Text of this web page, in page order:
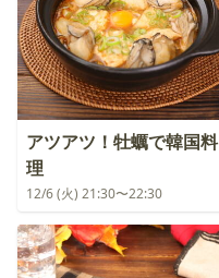
アツアツ！牡蠣で韓国料
理
12/6 (火) 21:30〜22:30